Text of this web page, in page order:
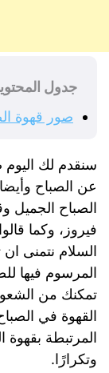
جدول
صور قهوة
سنقدم لك
عن الصباح
الصباح الجميل
فيروز، وكما
السلام نتمنى
المرسوم فيها
تمكنك من
القهوة في
المرتبطة بقهوة
وتكرارًا.